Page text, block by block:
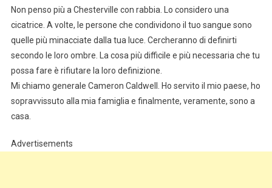
Non penso più a Chesterville con rabbia. Lo considero una
cicatrice. A volte, le persone che condividono il tuo sangue sono
quelle più minacciate dalla tua luce. Cercheranno di definirti
secondo le loro ombre. La cosa più difficile e più necessaria che tu
possa fare è rifiutare la loro definizione.
Mi chiamo generale Cameron Caldwell. Ho servito il mio paese, ho
sopravvissuto alla mia famiglia e finalmente, veramente, sono a
casa.
Advertisements